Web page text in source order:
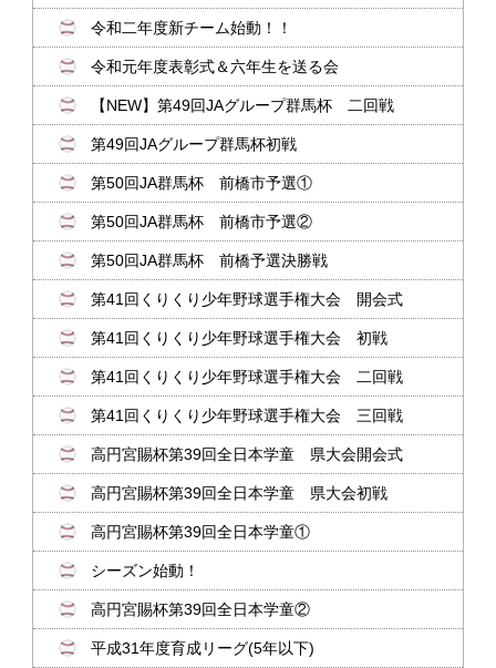
令和二年度新チーム始動！！
令和元年度表彰式＆六年生を送る会
【NEW】第49回JAグループ群馬杯 二回戦
第49回JAグループ群馬杯初戦
第50回JA群馬杯 前橋市予選①
第50回JA群馬杯 前橋市予選②
第50回JA群馬杯 前橋予選決勝戦
第41回くりくり少年野球選手権大会 開会式
第41回くりくり少年野球選手権大会 初戦
第41回くりくり少年野球選手権大会 二回戦
第41回くりくり少年野球選手権大会 三回戦
高円宮賜杯第39回全日本学童 県大会開会式
高円宮賜杯第39回全日本学童 県大会初戦
高円宮賜杯第39回全日本学童①
シーズン始動！
高円宮賜杯第39回全日本学童②
平成31年度育成リーグ(5年以下)